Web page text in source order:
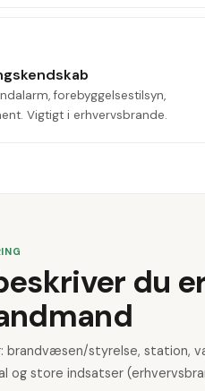
forebyggelsestilsyn,
Vigtigt i erhvervsbrande.
du
brandvæsen/styrelse, station,
og store indsatser